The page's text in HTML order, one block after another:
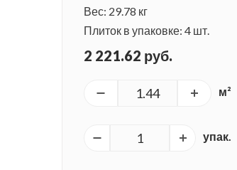
Вес: 29.78 кг
Плиток в упаковке: 4 шт.
2 221.62 руб.
м²
упак.